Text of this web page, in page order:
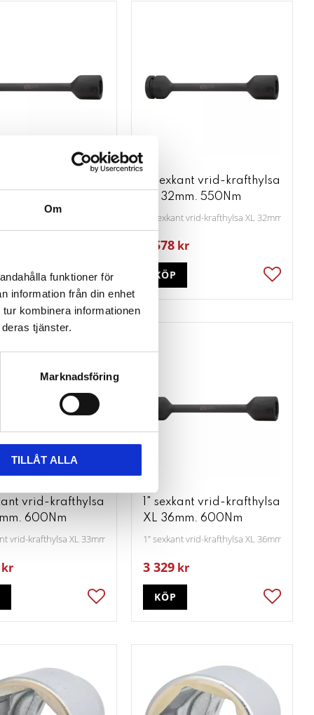
Om
funktioner för
information från din enhet
kombinera informationen
tjänster.
Marknadsföring
TILLÅT ALLA
Lägg till i favoriter
1" sexkant vrid-krafthylsa
XL 32mm. 550Nm
1” sexkant vrid-krafthylsa XL 32mm,
2 578 kr
Lägg
KÖP
vrid-krafthylsa
600Nm
vrid-krafthylsa XL 33mm, 600Nm
kr
Lägg till i favoriter
1" sexkant vrid-krafthylsa
XL 36mm. 600Nm
1” sexkant vrid-krafthylsa XL 36mm,
3 329 kr
Lägg
KÖP